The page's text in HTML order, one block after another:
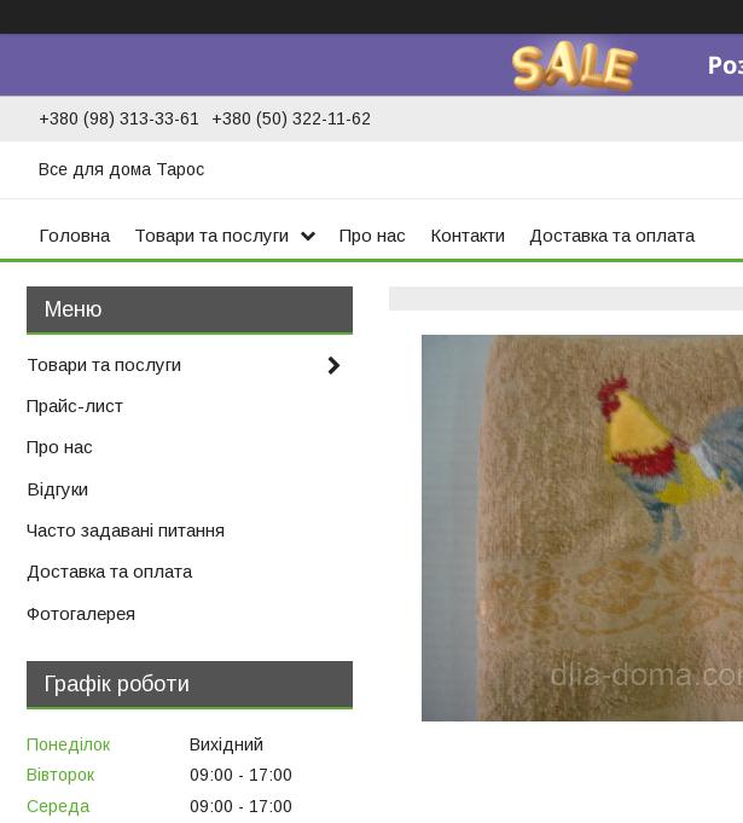
+380 (98) 313-33-61 +380 (50) 322-11-62
Все для дома Тарос
Головна Товари та послуги Про нас Контакти Доставка та оплата
Товари та послуги
Прайс-лист
Про нас
Відгуки
Часто задавані питання
Доставка та оплата
Фотогалерея
Графік роботи
Понеділок
Вихідний
Вівторок
09:00
17:00
Середа
09:00
17:00